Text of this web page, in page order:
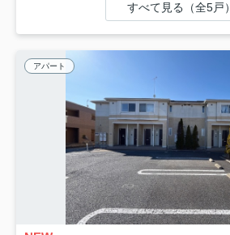
すべて見る（全5戸）
アパート